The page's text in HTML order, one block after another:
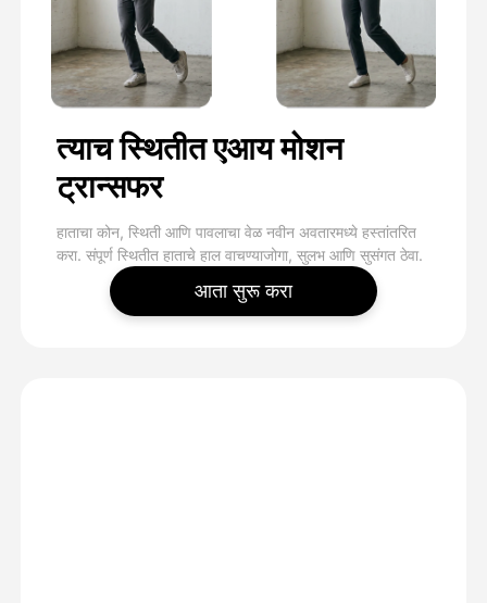
त्याच स्थितीत एआय मोशन
ट्रान्सफर
हाताचा कोन, स्थिती आणि पावलाचा वेळ नवीन अवतारमध्ये हस्तांतरित
करा. संपूर्ण स्थितीत हाताचे हाल वाचण्याजोगा, सुलभ आणि सुसंगत ठेवा.
आता सुरू करा